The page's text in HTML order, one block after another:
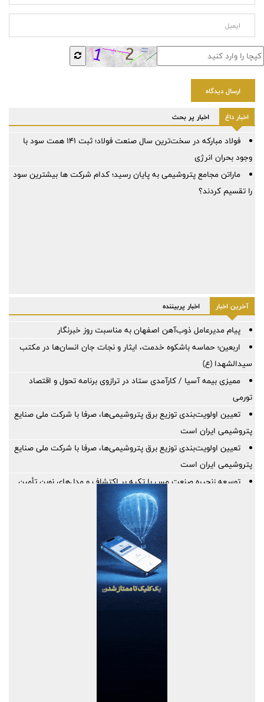
ارسال دیدگاه
اخبار داغ اخبار پر بحث
فولاد مبارکه در سخت‌ترین سال صنعت فولاد؛ ثبت ۱۴۱ همت سود با
وجود بحران انرژی
ماراتن مجامع پتروشیمی به پایان رسید؛ کدام شرکت ها بیشترین سود
را تقسیم کردند؟
آخرین اخبار اخبار پربیننده
پیام مدیرعامل ذوب‌آهن اصفهان به مناسبت روز خبرنگار
اربعین؛ حماسه باشکوه خدمت، ایثار و نجات جان انسان‌ها در مکتب
سیدالشهدا (ع)
ممیزی بیمه آسیا / کارآمدی ستاد در ترازوی برنامه تحول و اقتصاد
تورمی
تعیین اولویت‌بندی توزیع برق پتروشیمی‌ها، صرفا با شرکت ملی صنایع
پتروشیمی ایران است
تعیین اولویت‌بندی توزیع برق پتروشیمی‌ها، صرفا با شرکت ملی صنایع
پتروشیمی ایران است
توسعه زنجیره صنعت مس با تکیه بر اکتشاف و مدل‌های نوین تأمین
ایران، شریک راهبردی اتحادیه اقتصادی اوراسیا در مسیر توسعه تجارت
پرداخت مطالبات بازنشستگان در اولویت تأمین اجتماعی؛ پیگیری برای
نشست هم افزایی ستاد اربعین بیمه ایران و سازمان حج و زیارت برگزار